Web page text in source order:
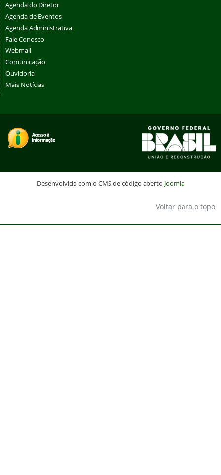
Agenda do Diretor
Agenda de Eventos
Agenda Administrativa
Fale Conosco
Webmail
Comunicação
Ouvidoria
Mais Notícias
Desenvolvido com o CMS de código aberto Joomla
Voltar para o topo